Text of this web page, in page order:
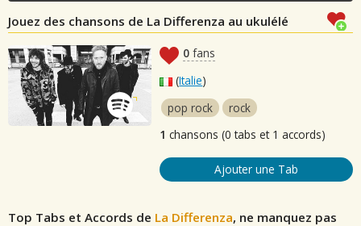
Jouez des chansons de La Differenza au ukulélé
0 fans
(Italie)
pop rock
rock
1 chansons (0 tabs et 1 accords)
Ajouter une Tab
Top Tabs et Accords de La Differenza, ne manquez pas